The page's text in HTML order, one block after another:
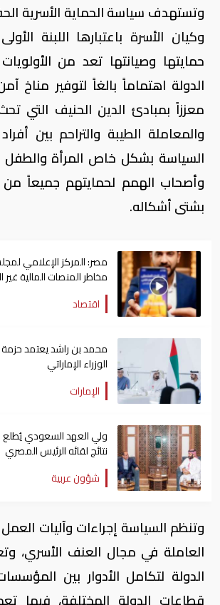
وتستهدف سياسة الحماية الأسرية
وكيان الأسرة باعتبارها اللبنة
حمايتها وصيانتها تعد من
الدولة اهتماماً بالغاً لتوفير مناخ
معززاً بمبادئ الدين الحنيف التي
والمعاملة الطيبة والتراحم بين
السياسة بشكل خاص المرأة والطفل
وأصحاب الهمم لحمايتهم جميعاً من
بشتى أشكاله.
مصر: المركز الإعلامي
مخاطر المنصات المالية
اقتصاد
محمد بن راشد يعتمد
الوزراء الإماراتي
الإمارات
ولي العهد السعودي يُطلع
نتائج لقائه الرئيس المصري
شؤون عربية
وتنظم السياسة إجراءات وآليات
العاملة في مجال العنف الأسري،
الدولة لتكامل الأدوار بين